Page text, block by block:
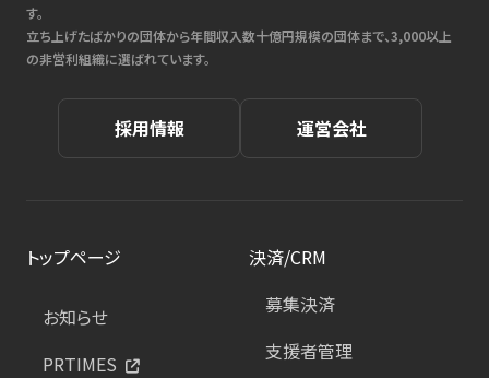
す。
立ち上げたばかりの団体から年間収入数十億円規模の団体まで、3,000以上
の非営利組織に選ばれています。
採用情報 運営会社
トップページ
お知らせ
PRTIMES
決済/CRM
募集決済
支援者管理